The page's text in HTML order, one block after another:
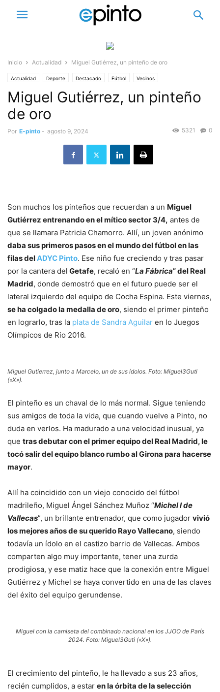
Inicio Actualidad Miguel Gutiérrez, un pinteño de oro
Actualidad Deporte Destacado Fútbol Vecinos
Miguel Gutiérrez, un pinteño
de oro
Por E-pinto - agosto 9, 2024 0
5321
Son muchos los pinteños que recuerdan a un Miguel
Gutiérrez entrenando en el mítico sector 3/4, antes de
que se llamara Patricia Chamorro. Allí, un joven anónimo
daba sus primeros pasos en el mundo del fútbol en las
filas delADYC Pinto. Ese niño fue creciendo y tras pasar
por la cantera del Getafe, recaló en “La Fábrica” del Real
Madrid, donde demostró que en el futuro puede ser el
lateral izquierdo del equipo de Cocha Espina. Este viernes,
se ha colgado la medalla de oro, siendo el primer pinteño
en lograrlo, tras la plata de Sandra Aguilar en lo Juegos
Olímpicos de Rio 2016.
Miguel Gutierrez, junto a Marcelo, un de sus ídolos. Foto: Miguel3Guti
(«X»).
El pinteño es un chaval de lo más normal. Sigue teniendo
sus amigos de toda la vida, que cuando vuelve a Pinto, no
duda en verlos. Ha madurado a una velocidad inusual, ya
que tras debutar con el primer equipo del Real Madrid, le
tocó salir del equipo blanco rumbo al Girona para hacerse
mayor.
Allí ha coincidido con un viejo conocido del fútbol
madrileño, Miguel Ángel Sánchez Muñoz “Michel I de
Vallecas”, un brillante entrenador, que como jugador vivió
los mejores años de su querido Rayo Vallecano, siendo
todavía un ídolo en el castizo barrio de Vallecas. Ambos
comparten algo muy importante, tener una zurda
prodigiosa, y ese matiz hace que la conexión entre Miguel
Gutiérrez y Michel se haya convertido en una de las claves
del éxito del equipo gerundense.
Miguel con la camiseta del combinado nacional en los JJOO de París
2024. Foto: Miguel3Guti («X»).
El crecimiento del pinteño, le ha llevado a sus 23 años,
recién cumplidos, a estar en la órbita de la selección